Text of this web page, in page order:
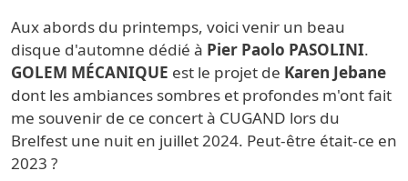
Aux abords du printemps, voici venir un beau
disque d'automne dédié à Pier Paolo PASOLINI.
GOLEM MÉCANIQUE est le projet de Karen Jebane
dont les ambiances sombres et profondes m'ont fait
me souvenir de ce concert à CUGAND lors du
Brelfest une nuit en juillet 2024. Peut-être était-ce en
2023 ?